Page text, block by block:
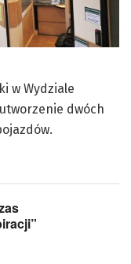
w Wydziale
dwóch